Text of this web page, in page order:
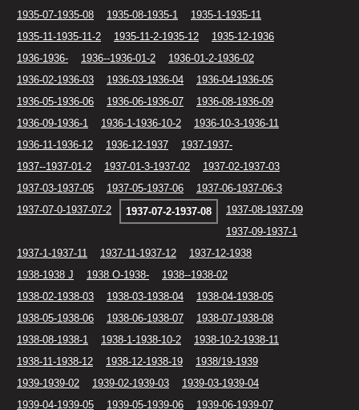
1935-07-1935-08
1935-08-1935-1
1935-1-1935-11
1935-11-1935-11-2
1935-11-2-1935-12
1935-12-1936
1936-1936-
1936--1936-01-2
1936-01-2-1936-02
1936-02-1936-03
1936-03-1936-04
1936-04-1936-05
1936-05-1936-06
1936-06-1936-07
1936-08-1936-09
1936-09-1936-1
1936-1-1936-10-2
1936-10-3-1936-11
1936-11-1936-12
1936-12-1937
1937-1937-
1937--1937-01-2
1937-01-3-1937-02
1937-02-1937-03
1937-03-1937-05
1937-05-1937-06
1937-06-1937-06-3
1937-07-0-1937-07-2
1937-07-2-1937-08
1937-08-1937-09
1937-09-1937-1
1937-1-1937-11
1937-11-1937-12
1937-12-1938
1938-1938 J
1938 O-1938-
1938--1938-02
1938-02-1938-03
1938-03-1938-04
1938-04-1938-05
1938-05-1938-06
1938-06-1938-07
1938-07-1938-08
1938-08-1938-1
1938-1-1938-10-2
1938-10-2-1938-11
1938-11-1938-12
1938-12-1938-19
1938/19-1939
1939-1939-02
1939-02-1939-03
1939-03-1939-04
1939-04-1939-05
1939-05-1939-06
1939-06-1939-07